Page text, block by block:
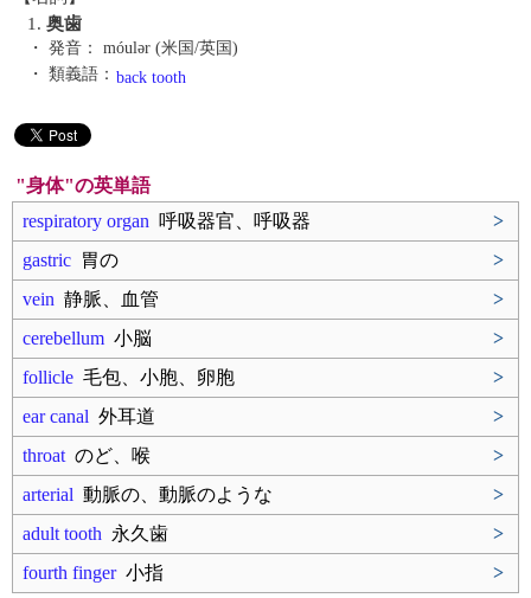
1. 奥歯
・ 発音：
móulər (米国/英国)
・ 類義語： back tooth
"身体"の英単語
respiratory organ 呼吸器官、呼吸器
>
gastric 胃の
>
vein 静脈、血管
>
cerebellum 小脳
>
follicle 毛包、小胞、卵胞
>
ear canal 外耳道
>
throat のど、喉
>
arterial 動脈の、動脈のような
>
adult tooth 永久歯
>
fourth finger小指 >